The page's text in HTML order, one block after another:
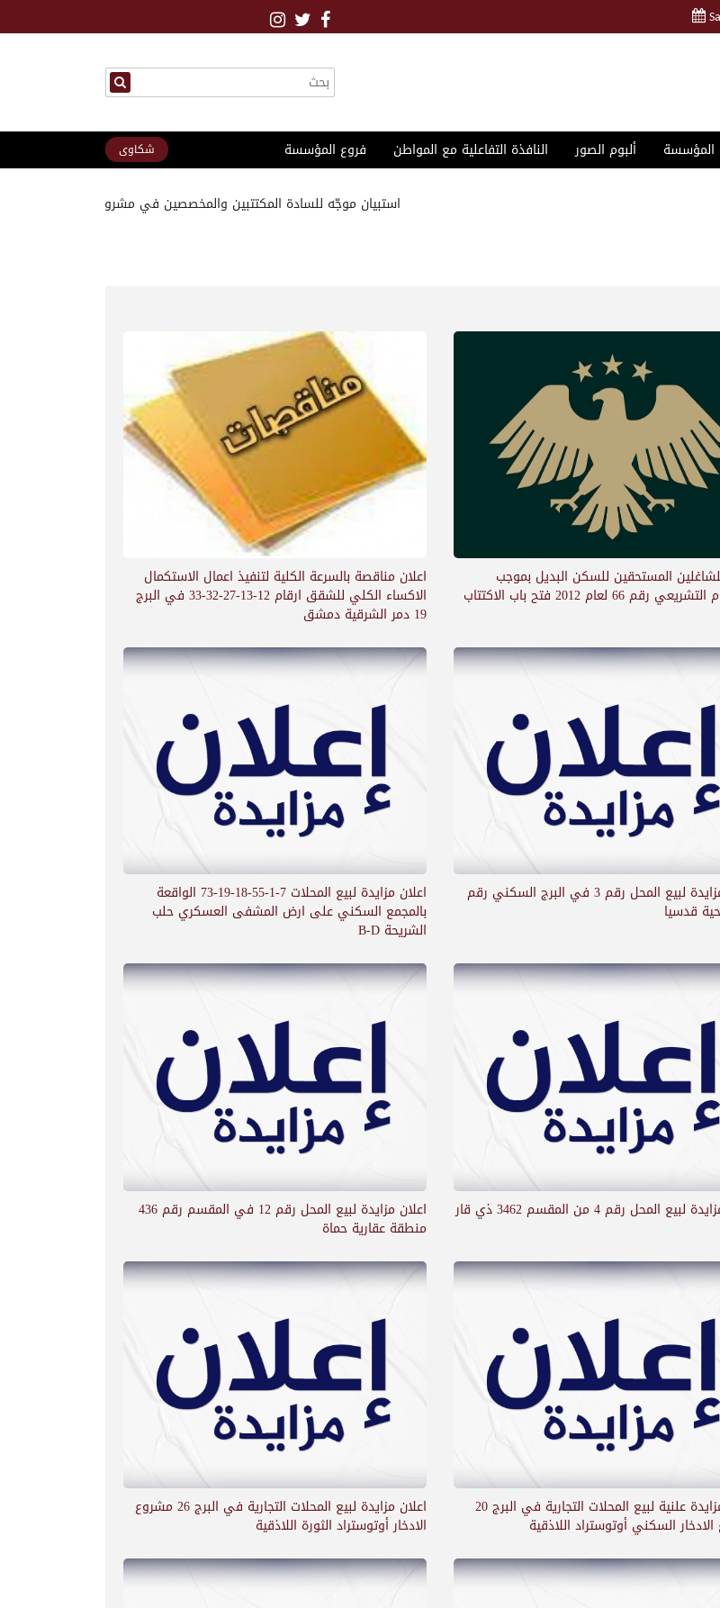
المؤسسة ألبوم الصور النافذة التفاعلية مع المواطن فروع المؤسسة شكاوى
استبيان موجّه للسادة المكتتبين والمخصصين في مشروع مدينة الديماس الجديدة /
المستحقين للسكن البديل بموجب
رقم 66 لعام 2012 فتح باب الاكتتاب
اعلان مناقصة بالسرعة الكلية لتنفيذ اعمال الاستكمال
الاكساء الكلي للشقق ارقام 12-13-27-32-33 في البرج
19 دمر الشرقية دمشق
اعلان مزايدة لبيع المحل رقم 3 في البرج السكني رقم اعلان مزايدة لبيع المحلات 7-1-55-18-19-73 الواقعة
بالمجمع السكني على ارض المشفى العسكري حلب
الشريحة B-D
اعلان مزايدة لبيع المحل رقم 4 من المقسم 3462 ذي قار اعلان مزايدة لبيع المحل رقم 12 في المقسم رقم 436
منطقة عقارية حماة
اعلان مزايدة علنية لبيع المحلات التجارية في البرج 20
السكني أوتوستراد اللاذقية
اعلان مزايدة لبيع المحلات التجارية في البرج 26 مشروع
الادخار أوتوستراد الثورة اللاذقية